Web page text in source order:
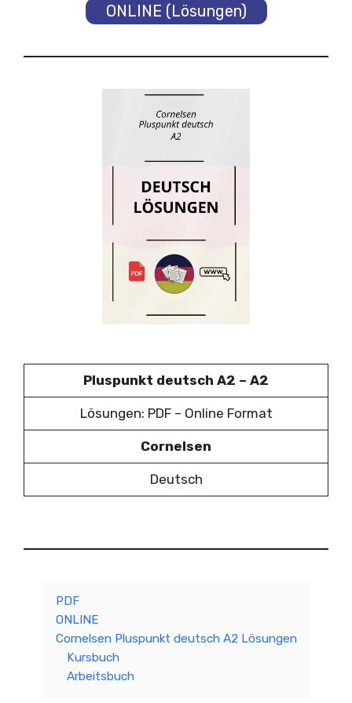
ONLINE (Lösungen)
Pluspunkt deutsch A2 – A2
Lösungen: PDF – Online Format
Cornelsen
Deutsch
PDF
ONLINE
Cornelsen Pluspunkt deutsch A2 Lösungen
Kursbuch
Arbeitsbuch